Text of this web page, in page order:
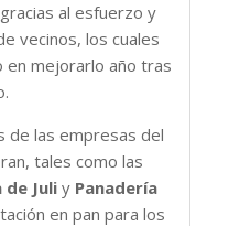
al esfuerzo y
vecinos, los cuales
en mejorarlo año tras
de las empresas del
tales como las
de Juli y Panadería
en pan para los